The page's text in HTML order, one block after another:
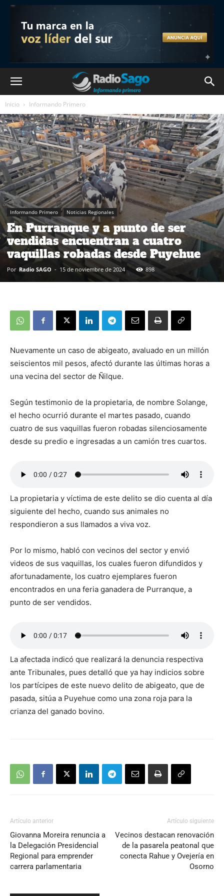
Inicio Informando Primero
Informando Primero Noticias Regionales
En Purranque y a punto de ser
vendidas encuentran a cuatro
vaquillas robadas desde Puyehue
Por Radio SAGO - 15 de noviembre de 2024 898
Nuevamente un caso de abigeato, avaluado en un millón
seiscientos mil pesos, afectó durante las últimas horas a
una vecina del sector de Ñilque.
Según testimonio de la propietaria, de nombre Solange,
el hecho ocurrió durante el martes pasado, cuando
cuatro de sus vaquillas fueron robadas silenciosamente
desde su predio e ingresadas a un camión tres cuartos.
La propietaria y víctima de este delito se dio cuenta al día
siguiente del hecho, cuando sus animales no
respondieron a sus llamados a viva voz.
Por lo mismo, habló con vecinos del sector y envió
videos de sus vaquillas, los cuales fueron difundidos y
afortunadamente, los cuatro ejemplares fueron
encontrados en una feria ganadera de Purranque, a
punto de ser vendidos.
La afectada indicó que realizará la denuncia respectiva
ante Tribunales, pues detalló que ya hay indicios sobre
los partícipes de este nuevo delito de abigeato, que de
pasada, sitúa a Puyehue como una zona roja para la
crianza del ganado bovino.
Artículo anterior
Giovanna Moreira renuncia a
la Delegación Presidencial
Regional para emprender
carrera parlamentaria
Artículo siguiente
Vecinos destacan renovación
de la pasarela peatonal que
conecta Rahue y Ovejería en
Osorno